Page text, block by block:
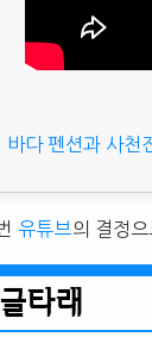
바다 펜션과 사천
유튜브 의 결정으
타래